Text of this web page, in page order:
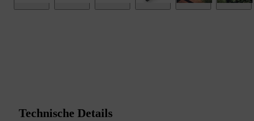
Technische Details